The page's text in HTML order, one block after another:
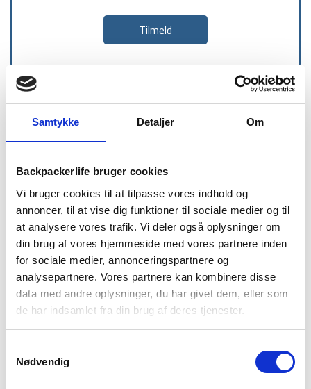
Samtykke Detaljer Om
Backpackerlife bruger cookies
Vi bruger cookies til at tilpasse vores indhold og
annoncer, til at vise dig funktioner til sociale medier og til
at analysere vores trafik. Vi deler også oplysninger om
din brug af vores hjemmeside med vores partnere inden
for sociale medier, annonceringspartnere og
analysepartnere. Vores partnere kan kombinere disse
data med andre oplysninger, du har givet dem, eller som
de har indsamlet fra din brug af deres tjenester.
Nødvendig
levering
499 kr
100 dages
returret
BESKRIVELSE
YDERLIGERE INFORMATION
BRAND
FAQ
Med Flex Squeeze Bottle får du en vandflaske med et 2-trins
filter, der beskytter mod 99,9999 % bakterier, parasitter og
mikroplaster. Flasken har en kapacitet på 650 ml og er optimal
til outdoor og rejser. Den fleksible flaske kan foldes sammen,
og vejer blot 89 gram, så den er let at tage med på farten.
Vandfilteret renser op til 2000 liter, og når det er opbrugt vil
der ikke kunne komme vand gennemfilteret. Yderligere har Flex